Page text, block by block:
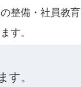
整備・社員教育
す。
。